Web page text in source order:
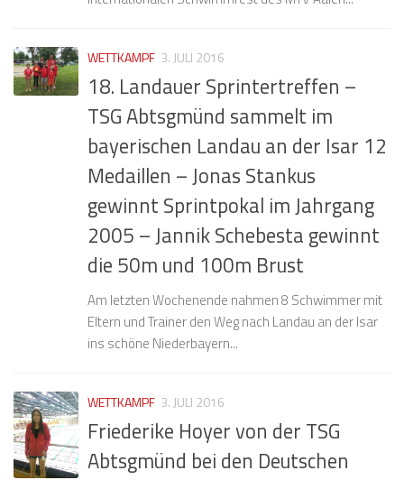
WETTKAMPF 3. JULI 2016
18. Landauer Sprintertreffen –
TSG Abtsgmünd sammelt im
bayerischen Landau an der Isar 12
Medaillen – Jonas Stankus
gewinnt Sprintpokal im Jahrgang
2005 – Jannik Schebesta gewinnt
die 50m und 100m Brust
Am letzten Wochenende nahmen 8 Schwimmer mit
Eltern und Trainer den Weg nach Landau an der Isar
ins schöne Niederbayern...
WETTKAMPF 3. JULI 2016
Friederike Hoyer von der TSG
Abtsgmünd bei den Deutschen